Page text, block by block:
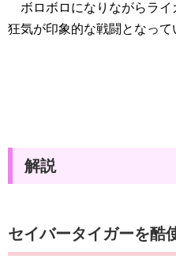
ボロボロになりながらライ
狂気が印象的な戦闘となって
解説
セイバータイガーを酷